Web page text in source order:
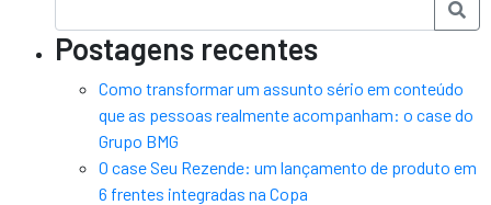
Postagens recentes
Como transformar um assunto sério em conteúdo
que as pessoas realmente acompanham: o case do
Grupo BMG
O case Seu Rezende: um lançamento de produto em
6 frentes integradas na Copa